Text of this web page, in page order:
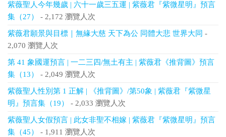
紫薇聖人今年幾歲 | 六十一歲三五運 | 紫薇君『紫微星明』預言
集（27）
- 2,172 瀏覽人次
紫薇君願景與目標｜無緣大慈 天下為公 同體大悲 世界大同 -
2,070 瀏覽人次
第 41 象國運預言 | 一二三四/無土有主 | 紫薇君《推背圖》預言
集（13）
- 2,049 瀏覽人次
紫薇聖人性別第 1 正解 | 《推背圖》/第50象 | 紫薇君『紫微星
明』預言集（19）
- 2,033 瀏覽人次
紫薇聖人女假預言 | 此女非聖不相嫁 | 紫薇君『紫微星明』預言
集（45）
- 1,911 瀏覽人次